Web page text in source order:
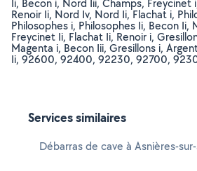
Ii, Becon i, Nord Iii, Champs, Freycinet
Renoir Ii, Nord Iv, Nord Ii, Flachat i,
Philosophes i, Philosophes Ii, Becon Ii,
Freycinet Ii, Flachat Ii, Renoir i,
Magenta i, Becon Iii, Gresillons i,
Ii, 92600, 92400, 92230, 92700,
Services similaires
Débarras de cave à Asnières-